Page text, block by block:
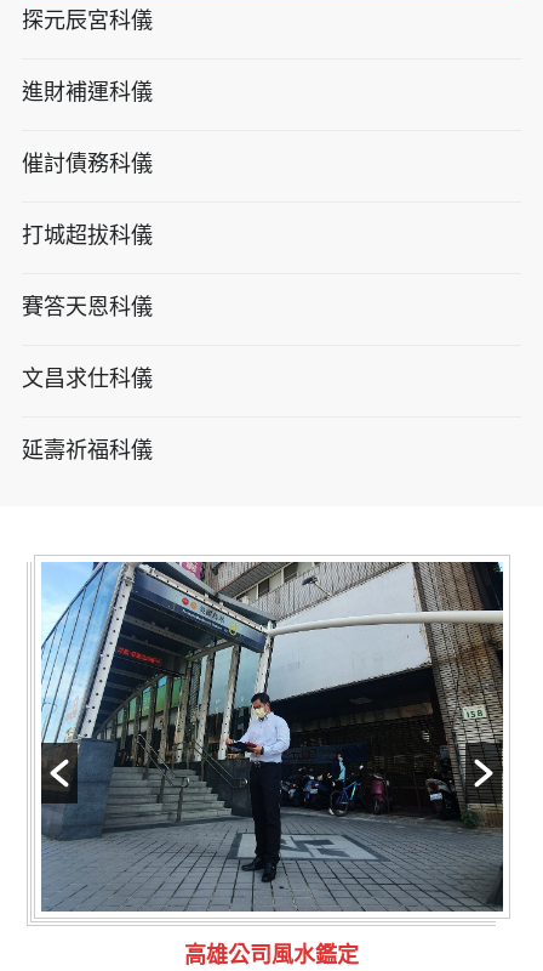
探元辰宮科儀
進財補運科儀
催討債務科儀
打城超拔科儀
賽答天恩科儀
文昌求仕科儀
延壽祈福科儀
林氏福主量子生基造命